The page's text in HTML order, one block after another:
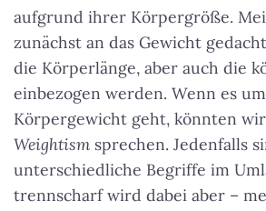
aufgrund ihrer Körpergröße.
zunächst an das Gewicht
die Körperlänge, aber auch die
einbezogen werden. Wenn es
Körpergewicht geht, könnten
Weightism sprechen. Jedenfalls
unterschiedliche Begriffe im
trennscharf wird dabei aber –